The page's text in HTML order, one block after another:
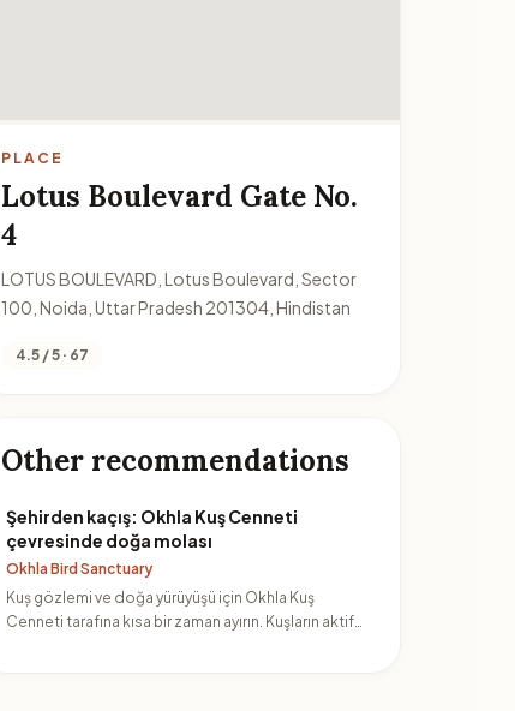
PLACE
Lotus Boulevard Gate No.
4
LOTUS BOULEVARD, Lotus Boulevard, Sector
100, Noida, Uttar Pradesh 201304, Hindistan
4.5 / 5 · 67
Other recommendations
Şehirden kaçış: Okhla Kuş Cenneti
çevresinde doğa molası
Okhla Bird Sanctuary
Kuș gözlemi ve doğa yürüyüşü için Okhla Kuş
Cenneti tarafına kısa bir zaman ayırın. Kuşların aktif